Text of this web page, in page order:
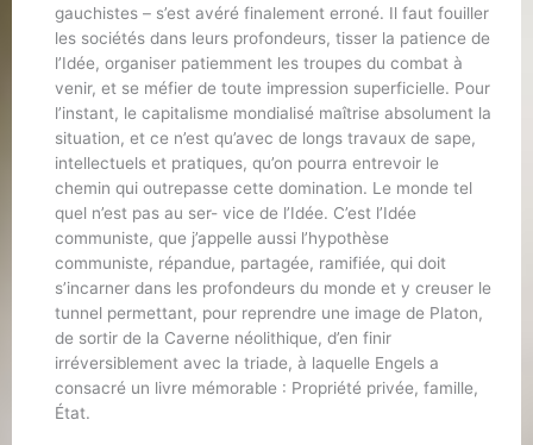
gauchistes – s’est avéré finalement erroné. Il faut fouiller
les sociétés dans leurs profondeurs, tisser la patience de
l’Idée, organiser patiemment les troupes du combat à
venir, et se méfier de toute impression superficielle. Pour
l’instant, le capitalisme mondialisé maîtrise absolument la
situation, et ce n’est qu’avec de longs travaux de sape,
intellectuels et pratiques, qu’on pourra entrevoir le
chemin qui outrepasse cette domination. Le monde tel
quel n’est pas au ser- vice de l’Idée. C’est l’Idée
communiste, que j’appelle aussi l’hypothèse
communiste, répandue, partagée, ramifiée, qui doit
s’incarner dans les profondeurs du monde et y creuser le
tunnel permettant, pour reprendre une image de Platon,
de sortir de la Caverne néolithique, d’en finir
irréversiblement avec la triade, à laquelle Engels a
consacré un livre mémorable : Propriété privée, famille,
État.